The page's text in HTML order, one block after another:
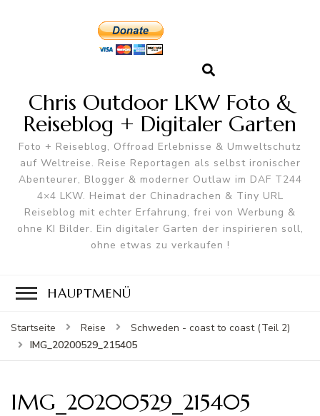
Chris Outdoor LKW Foto &
Reiseblog + Digitaler Garten
Foto + Reiseblog, Offroad Erlebnisse & Umweltschutz
auf Weltreise. Reise Reportagen als selbst ironischer
Abenteurer, Blogger & moderner Outlaw im DAF T244
4×4 LKW. Heimat der Chinadrachen & Tiny URL
Reiseblog mit echter Erfahrung, frei von Werbung &
ohne KI Bilder. Ein digitaler Garten der inspirieren soll,
ohne etwas zu verkaufen !
HAUPTMENÜ
Startseite Reise
Schweden - coast to coast (Teil 2)
IMG_20200529_215405
IMG_20200529_215405